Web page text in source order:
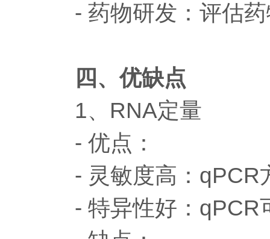
- 药物研发：评估药
四、优缺点
1、RNA定量
- 优点：
- 灵敏度高：qPCR
- 特异性好：qPCR可